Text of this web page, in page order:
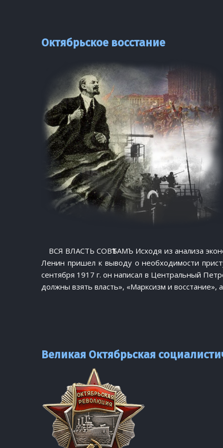
Октябрьское восстание
ВСЯ ВЛАСТЬ СОВѢТАМЪ Исходя из анализа
Ленин пришел к выводу о необходимости
сентября 1917 г. он написал в Центральный
должны взять власть», «Марксизм и восстание»,
Великая Октябрьская